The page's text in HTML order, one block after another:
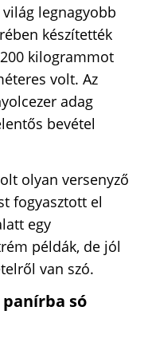
legnagyobb
készítették
kilogrammot
volt. Az
adag
bevétel
olyan versenyző
fogyasztott el
egy
példák, de jól
van szó.
só